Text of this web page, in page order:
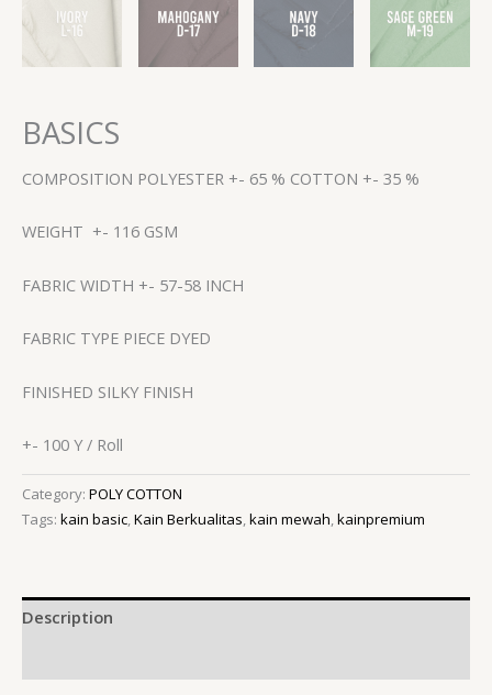
BASICS
COMPOSITION POLYESTER +- 65 % COTTON +- 35 %
WEIGHT +- 116 GSM
FABRIC WIDTH +- 57-58 INCH
FABRIC TYPE PIECE DYED
FINISHED SILKY FINISH
+- 100 Y / Roll
Category: POLY COTTON
Tags: kain basic,Kain Berkualitas,kain mewah,kainpremium
Description